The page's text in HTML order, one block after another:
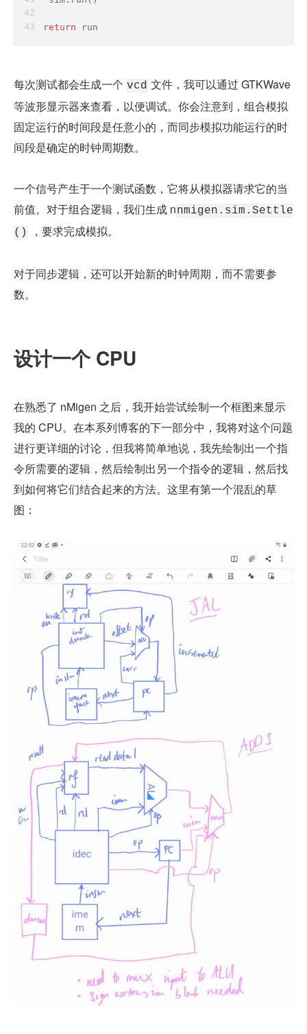
return run
每次测试都会生成一个 vcd 文件，我可以通过 GTKWave
等波形显示器来查看，以便调试。你会注意到，组合模拟
固定运行的时间段是任意小的，而同步模拟功能运行的时
间段是确定的时钟周期数。
一个信号产生于一个测试函数，它将从模拟器请求它的当
前值。对于组合逻辑，我们生成 nnmigen.sim.Settle
()
，要求完成模拟。
对于同步逻辑，还可以开始新的时钟周期，而不需要参
数。
设计一个 CPU
在熟悉了 nMigen 之后，我开始尝试绘制一个框图来显示
我的 CPU。在本系列博客的下一部分中，我将对这个问题
进行更详细的讨论，但我将简单地说，我先绘制出一个指
令所需要的逻辑，然后绘制出另一个指令的逻辑，然后找
到如何将它们结合起来的方法。这里有第一个混乱的草
图：